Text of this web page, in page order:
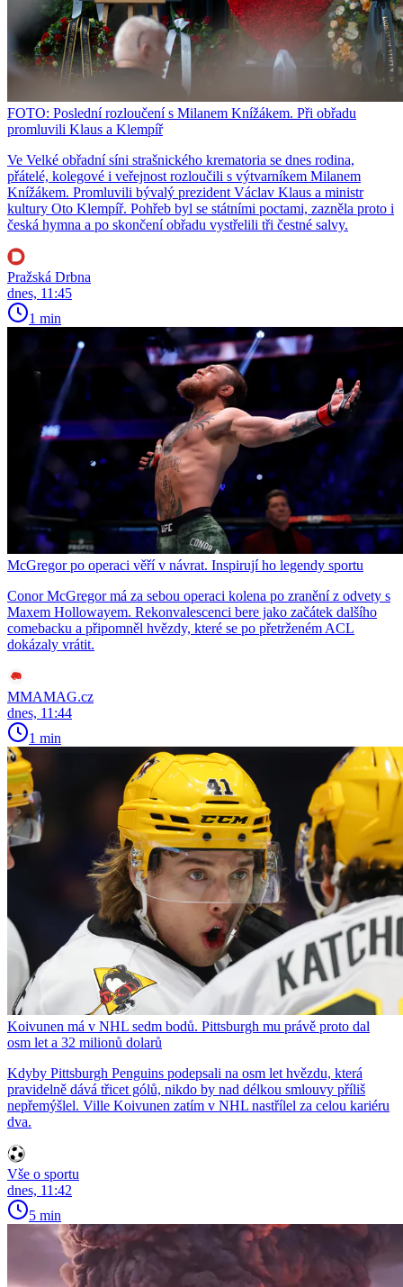
FOTO: Poslední rozloučení s Milanem Knížákem. Při obřadu
promluvili Klaus a Klempíř
Ve Velké obřadní síni strašnického krematoria se dnes rodina,
přátelé, kolegové i veřejnost rozloučili s výtvarníkem Milanem
Knížákem. Promluvili bývalý prezident Václav Klaus a ministr
kultury Oto Klempíř. Pohřeb byl se státními poctami, zazněla proto i
česká hymna a po skončení obřadu vystřelili tři čestné salvy.
Pražská Drbna
dnes, 11:45
1 min
McGregor po operaci věří v návrat. Inspirují ho legendy sportu
Conor McGregor má za sebou operaci kolena po zranění z odvety s
Maxem Hollowayem. Rekonvalescenci bere jako začátek dalšího
comebacku a připomněl hvězdy, které se po přetrženém ACL
dokázaly vrátit.
MMAMAG.cz
dnes, 11:44
1 min
Koivunen má v NHL sedm bodů. Pittsburgh mu právě proto dal
osm let a 32 milionů dolarů
Kdyby Pittsburgh Penguins podepsali na osm let hvězdu, která
pravidelně dává třicet gólů, nikdo by nad délkou smlouvy příliš
nepřemýšlel. Ville Koivunen zatím v NHL nastřílel za celou kariéru
dva.
Vše o sportu
dnes, 11:42
5 min